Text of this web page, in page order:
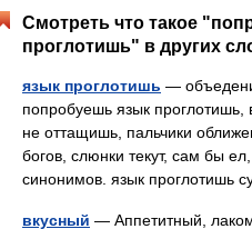
Смотреть что такое
проглотишь" в других
язык проглотишь —
попробуешь язык проглотишь,
не оттащишь, пальчики
богов, слюнки текут, сам бы
синонимов. язык
вкусный — Аппетитный,